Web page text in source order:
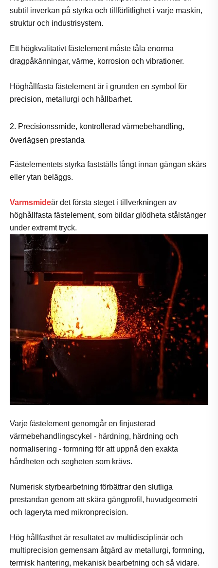
subtil inverkan på styrka och tillförlitlighet i varje maskin,
struktur och industrisystem.
Ett högkvalitativt fästelement måste tåla enorma
dragpåkänningar, värme, korrosion och vibrationer.
Höghållfasta fästelement är i grunden en symbol för
precision, metallurgi och hållbarhet.
2. Precisionssmide, kontrollerad värmebehandling,
överlägsen prestanda
Fästelementets styrka fastställs långt innan gängan skärs
eller ytan beläggs.
Varmsmideär det första steget i tillverkningen av
höghållfasta fästelement, som bildar glödheta stålstänger
under extremt tryck.
Varje fästelement genomgår en finjusterad
värmebehandlingscykel - härdning, härdning och
normalisering - formning för att uppnå den exakta
hårdheten och segheten som krävs.
Numerisk styrbearbetning förbättrar den slutliga
prestandan genom att skära gängprofil, huvudgeometri
och lageryta med mikronprecision.
Hög hållfasthet är resultatet av multidisciplinär och
multiprecision gemensam åtgärd av metallurgi, formning,
termisk hantering, mekanisk bearbetning och så vidare.